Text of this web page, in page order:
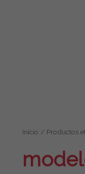
Inicio / Productos